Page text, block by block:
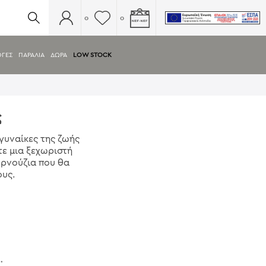
0 0
ΠΑΡΑΛΙΑ ΔΏΡΑ LOW STOCK
της ζωής
μια ξεχωριστή
που θα